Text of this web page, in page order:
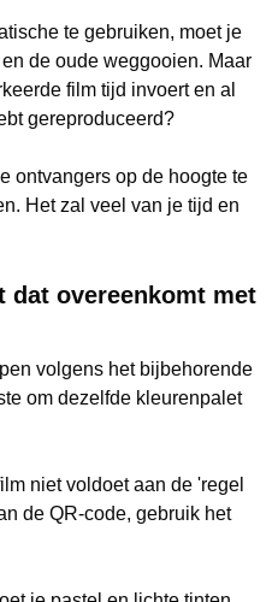
te gebruiken, moet je
de oude weggooien. Maar
film tijd invoert en al
gereproduceerd?
ontvangers op de hoogte te
Het zal veel van je tijd en
dat overeenkomt met
volgens het bijbehorende
om dezelfde kleurenpalet
niet voldoet aan de 'regel
de QR-code, gebruik het